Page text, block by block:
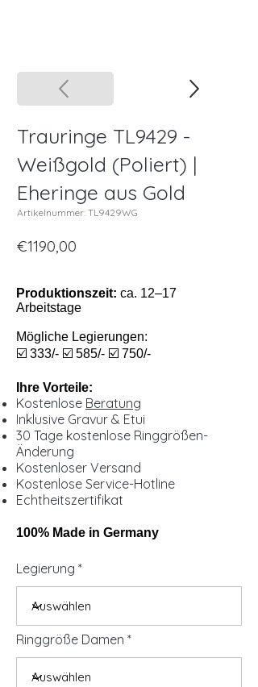
Trauringe TL9429 -
Weißgold (Poliert) |
Eheringe aus Gold
Artikelnummer: TL9429WG
€1190,00
Produktionszeit: ca. 12–17
Arbeitstage
Mögliche Legierungen:
☑️ 333/- ☑️ 585/- ☑️ 750/-
Ihre Vorteile:
Kostenlose Beratung
Inklusive Gravur & Etui
30 Tage kostenlose Ringgrößen-
Änderung
Kostenloser Versand
Kostenlose Service-Hotline
Echtheitszertifikat
100% Made in Germany
Legierung
Ringgröße Damen